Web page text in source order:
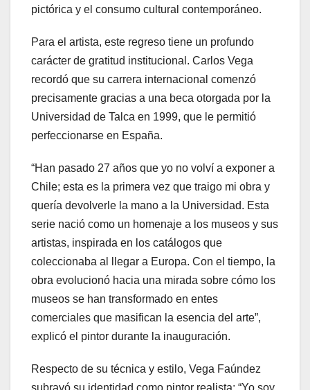
pictórica y el consumo cultural contemporáneo.
Para el artista, este regreso tiene un profundo
carácter de gratitud institucional. Carlos Vega
recordó que su carrera internacional comenzó
precisamente gracias a una beca otorgada por la
Universidad de Talca en 1999, que le permitió
perfeccionarse en España.
“Han pasado 27 años que yo no volví a exponer a
Chile; esta es la primera vez que traigo mi obra y
quería devolverle la mano a la Universidad. Esta
serie nació como un homenaje a los museos y sus
artistas, inspirada en los catálogos que
coleccionaba al llegar a Europa. Con el tiempo, la
obra evolucionó hacia una mirada sobre cómo los
museos se han transformado en entes
comerciales que masifican la esencia del arte”,
explicó el pintor durante la inauguración.
Respecto de su técnica y estilo, Vega Faúndez
subrayó su identidad como pintor realista: “Yo soy